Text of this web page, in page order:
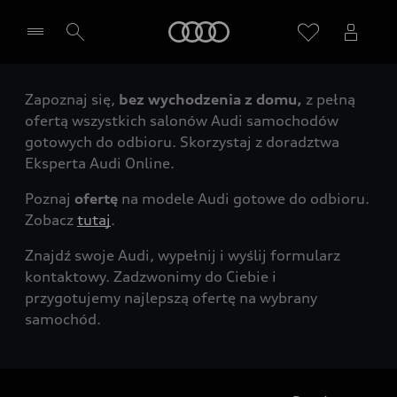
Wybierz Twojego Partnera Audi
Zapoznaj się, bez wychodzenia z domu, z pełną
ofertą wszystkich salonów Audi samochodów
gotowych do odbioru. Skorzystaj z doradztwa
Eksperta Audi Online.
Poznaj ofertę na modele Audi gotowe do odbioru.
Zobacz tutaj.
Znajdź swoje Audi, wypełnij i wyślij formularz
kontaktowy. Zadzwonimy do Ciebie i
przygotujemy najlepszą ofertę na wybrany
samochód.